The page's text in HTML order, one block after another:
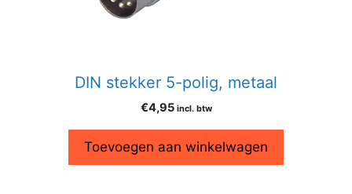
DIN stekker 5-polig, metaal
€4,95 incl. btw
Toevoegen aan winkelwagen